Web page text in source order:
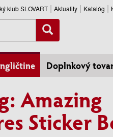
klub SLOVART Aktuality Katalóg
Doplnkový
Amazing
Sticker